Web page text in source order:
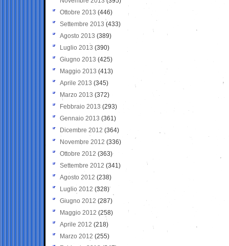
Ottobre 2013 (446)
Settembre 2013 (433)
Agosto 2013 (389)
Luglio 2013 (390)
Giugno 2013 (425)
Maggio 2013 (413)
Aprile 2013 (345)
Marzo 2013 (372)
Febbraio 2013 (293)
Gennaio 2013 (361)
Dicembre 2012 (364)
Novembre 2012 (336)
Ottobre 2012 (363)
Settembre 2012 (341)
Agosto 2012 (238)
Luglio 2012 (328)
Giugno 2012 (287)
Maggio 2012 (258)
Aprile 2012 (218)
Marzo 2012 (255)